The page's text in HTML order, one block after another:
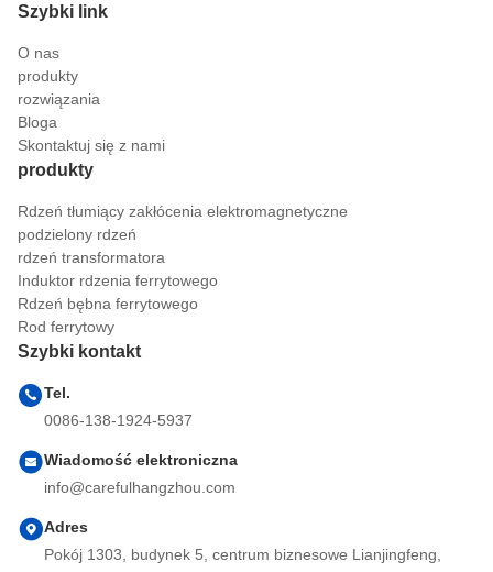
Szybki link
O nas
produkty
rozwiązania
Bloga
Skontaktuj się z nami
produkty
Rdzeń tłumiący zakłócenia elektromagnetyczne
podzielony rdzeń
rdzeń transformatora
Induktor rdzenia ferrytowego
Rdzeń bębna ferrytowego
Rod ferrytowy
Szybki kontakt
Tel.
0086-138-1924-5937
Wiadomość elektroniczna
info@carefulhangzhou.com
Adres
Pokój 1303, budynek 5, centrum biznesowe Lianjingfeng,